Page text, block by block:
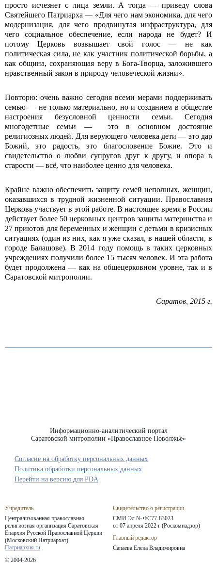
просто исчезнет с лица земли. А тогда ― приведу слова
Святейшего Патриарха ― «Для чего нам экономика, для чего
модернизация, для чего продвинутая инфраструктура, для
чего социальное обеспечение, если народа не будет? И
потому Церковь возвышает свой голос — не как
политическая сила, не как участник политической борьбы, а
как община, сохраняющая веру в Бога-Творца, заложившего
нравственный закон в природу человеческой жизни».
Повторю: очень важно сегодня всеми мерами поддерживать
семью — не только материально, но и созданием в обществе
настроения безусловной ценности семьи. Сегодня
многодетные семьи ― это в основном достояние
религиозных людей. Для верующего человека дети — это дар
Божий, это радость, это благословение Божие. Это и
свидетельство о любви супругов друг к другу, и опора в
старости ― всё, что наиболее ценно для человека.
Крайне важно обеспечить защиту семей неполных, женщин,
оказавшихся в трудной жизненной ситуации. Православная
Церковь участвует в этой работе. В настоящее время в России
действует более 50 церковных центров защиты материнства и
27 приютов для беременных и женщин с детьми в кризисных
ситуациях (один из них, как я уже сказал, в нашей области, в
городе Балашове). В 2014 году помощь в таких церковных
учреждениях получили более 15 тысяч человек. И эта работа
будет продолжена ― как на общецерковном уровне, так и в
Саратовской митрополии.
Саратов, 2015 г.
Информационно-аналитический портал
Саратовской митрополии «Православное Поволжье»
Учредитель
Централизованная православная
религиозная организация Саратовская
Епархия Русской Православной Церкви
(Московский Патриархат)
Патриархия.ru
Свидетельство о регистрации
СМИ Эл № ФС77-83023
от 07 апреля 2022 г (Роскомнадзор)
Главный редактор
Сапаева Елена Владимировна
© 2004-2026
Согласие на обработку персональных данных
Политика обработки персональных данных
Перейти на версию для PDA